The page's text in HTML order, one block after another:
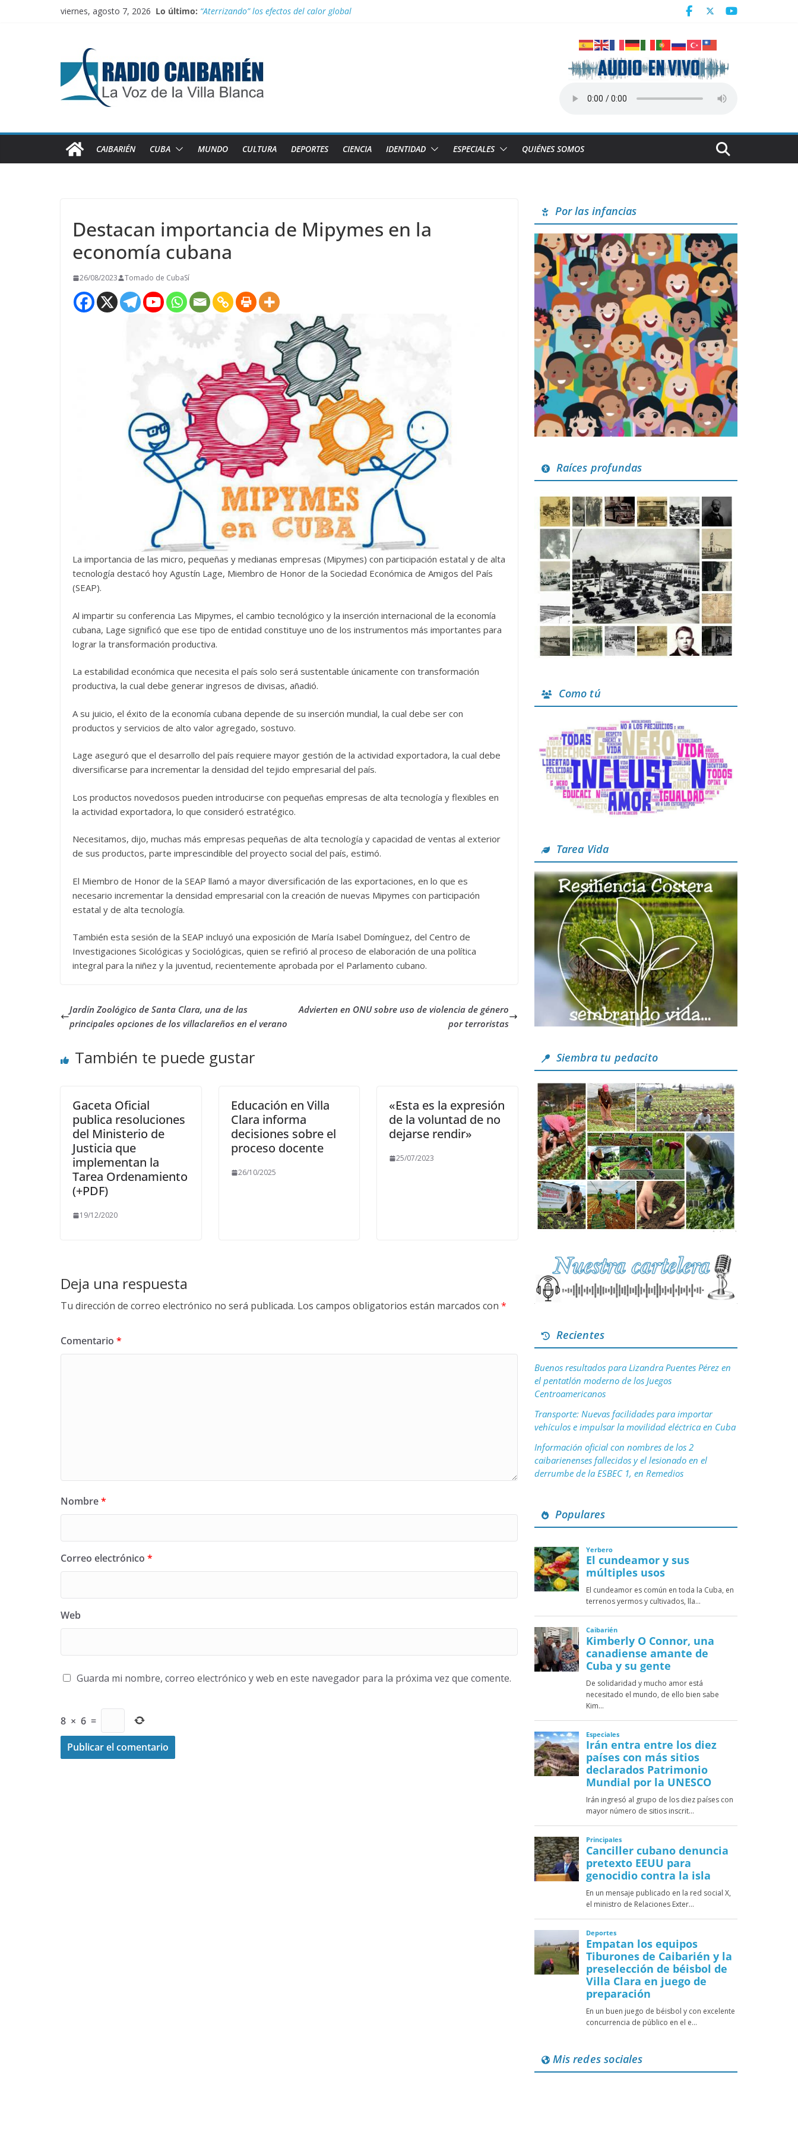
viernes, agosto 7, 2026 Lo último: “Aterrizando” los efectos del calor global
Información oficial con nombres de los 2 caibarienenses fallecidos y el lesionado en el derrumbe de la ESBEC 1, en Remedios
Irán entra entre los diez países con más sitios declarados Patrimonio Mundial por la UNESCO
CAIBARIÉN CUBA MUNDO CULTURA DEPORTES CIENCIA IDENTIDAD ESPECIALES QUIÉNES SOMOS
Destacan importancia de Mipymes en la
economía cubana
26/08/2023 Tomado de CubaSí
La importancia de las micro, pequeñas y medianas empresas (Mipymes) con participación estatal y de alta
tecnología destacó hoy Agustín Lage, Miembro de Honor de la Sociedad Económica de Amigos del País
(SEAP).
Al impartir su conferencia Las Mipymes, el cambio tecnológico y la inserción internacional de la economía
cubana, Lage significó que ese tipo de entidad constituye uno de los instrumentos más importantes para
lograr la transformación productiva.
La estabilidad económica que necesita el país solo será sustentable únicamente con transformación
productiva, la cual debe generar ingresos de divisas, añadió.
A su juicio, el éxito de la economía cubana depende de su inserción mundial, la cual debe ser con
productos y servicios de alto valor agregado, sostuvo.
Lage aseguró que el desarrollo del país requiere mayor gestión de la actividad exportadora, la cual debe
diversificarse para incrementar la densidad del tejido empresarial del país.
Los productos novedosos pueden introducirse con pequeñas empresas de alta tecnología y flexibles en
la actividad exportadora, lo que consideró estratégico.
Necesitamos, dijo, muchas más empresas pequeñas de alta tecnología y capacidad de ventas al exterior
de sus productos, parte imprescindible del proyecto social del país, estimó.
El Miembro de Honor de la SEAP llamó a mayor diversificación de las exportaciones, en lo que es
necesario incrementar la densidad empresarial con la creación de nuevas Mipymes con participación
estatal y de alta tecnología.
También esta sesión de la SEAP incluyó una exposición de María Isabel Domínguez, del Centro de
Investigaciones Sicológicas y Sociológicas, quien se refirió al proceso de elaboración de una política
integral para la niñez y la juventud, recientemente aprobada por el Parlamento cubano.
Jardín Zoológico de Santa Clara, una de las
principales opciones de los villaclareños en el verano
Advierten en ONU sobre uso de violencia de género
por terroristas
También te puede gustar
Gaceta Oficial
publica resoluciones
del Ministerio de
Justicia que
implementan la
Tarea Ordenamiento
(+PDF)
19/12/2020
Educación en Villa
Clara informa
decisiones sobre el
proceso docente
26/10/2025
«Esta es la expresión
de la voluntad de no
dejarse rendir»
25/07/2023
Deja una respuesta
Tu dirección de correo electrónico no será publicada. Los campos obligatorios están marcados con *
Comentario *
Nombre*
Correo electrónico *
Web
Guarda mi nombre, correo electrónico y web en este navegador para la próxima vez que comente.
8 × 6 =
Por las infancias
Raíces profundas
Como tú
Tarea Vida
Siembra tu pedacito
Recientes
Buenos resultados para Lizandra Puentes Pérez en
el pentatlón moderno de los Juegos
Centroamericanos
Transporte: Nuevas facilidades para importar
vehículos e impulsar la movilidad eléctrica en Cuba
Información oficial con nombres de los 2
caibarienenses fallecidos y el lesionado en el
derrumbe de la ESBEC 1, en Remedios
Populares
Mis redes sociales